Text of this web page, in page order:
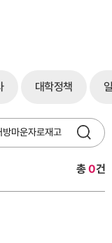
대학정책
총0건